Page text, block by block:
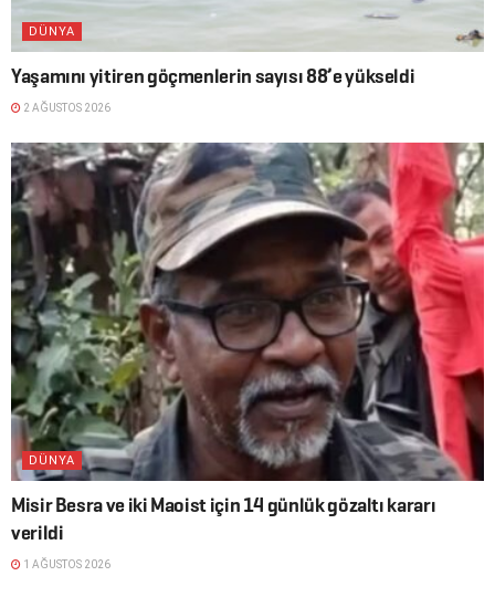
DÜNYA
Yaşamını yitiren göçmenlerin sayısı 88’e yükseldi
2 AĞUSTOS 2026
DÜNYA
Misir Besra ve iki Maoist için 14 günlük gözaltı kararı
verildi
1 AĞUSTOS 2026